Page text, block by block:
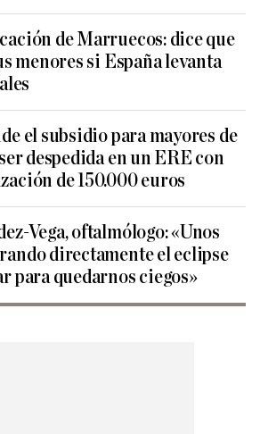
de Marruecos: dice que
menores si España levanta
el subsidio para mayores de
despedida en un ERE con
de 150.000 euros
Vega, oftalmólogo: «Unos
directamente el eclipse
para quedarnos ciegos»